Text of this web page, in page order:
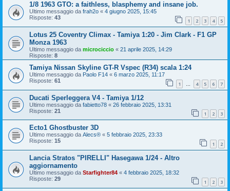
1/8 1963 GTO: a faithless, blasphemy and insane job.
Ultimo messaggio da frah2o « 4 giugno 2025, 15:45
Risposte: 43 1 2 3 4 5
Lotus 25 Coventry Climax - Tamiya 1:20 - Jim Clark - F1 GP
Monza 1963
Ultimo messaggio da microciccio « 21 aprile 2025, 14:29
Risposte: 8
Tamiya Nissan Skyline GT-R Vspec (R34) scala 1:24
Ultimo messaggio da Paolo F14 « 6 marzo 2025, 11:17
Risposte: 61 1 … 4 5 6 7
Ducati Sperleggera V4 - Tamiya 1/12
Ultimo messaggio da fabietto78 « 26 febbraio 2025, 13:31
Risposte: 21 1 2 3
Ecto1 Ghostbuster 3D
Ultimo messaggio da Alecs® « 5 febbraio 2025, 23:33
Risposte: 15 1 2
Lancia Stratos "PIRELLI" Hasegawa 1/24 - Altro
aggiornamento
Ultimo messaggio da Starfighter84 « 4 febbraio 2025, 18:32
Risposte: 29 1 2 3